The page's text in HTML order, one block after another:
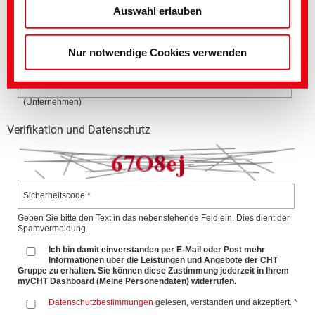
Auswahl erlauben
Nur notwendige Cookies verwenden
Chemicals (Textile and Chemical Coproducer, Leather,
Agriculture, Mining, Release agents)
CHT Kundennummer
Ich beziehe CHT-Produkte über diesen Vertriebspartner
(Unternehmen)
Verifikation und Datenschutz
Sicherheitscode *
Geben Sie bitte den Text in das nebenstehende Feld ein. Dies dient der
Spamvermeidung.
Ich bin damit einverstanden per E-Mail oder Post mehr
Informationen über die Leistungen und Angebote der CHT
Gruppe zu erhalten. Sie können diese Zustimmung jederzeit in Ihrem
myCHT Dashboard (Meine Personendaten) widerrufen.
Datenschutzbestimmungen gelesen, verstanden und akzeptiert. *